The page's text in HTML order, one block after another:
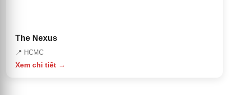
The Nexus
📍 HCMC
Xem chi tiết →